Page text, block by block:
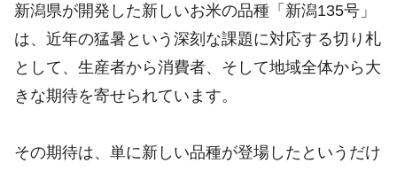
新潟県が開発した新しいお米の品種「新潟135号」
は、近年の猛暑という深刻な課題に対応する切り札
として、生産者から消費者、そして地域全体から大
きな期待を寄せられています。
その期待は、単に新しい品種が登場したというだけ